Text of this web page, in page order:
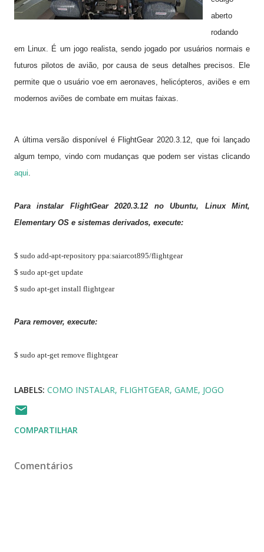
aberto
rodando
em Linux. É um jogo realista, sendo jogado por usuários normais e
futuros pilotos de avião, por causa de seus detalhes precisos. Ele
permite que o usuário voe em aeronaves, helicópteros, aviões e em
modernos aviões de combate em muitas faixas.
A última versão disponível é FlightGear 2020.3.12, que foi lançado
algum tempo, vindo com mudanças que podem ser vistas clicando
aqui.
Para instalar FlightGear 2020.3.12 no Ubuntu, Linux Mint,
Elementary OS e sistemas derivados, execute:
$ sudo add-apt-repository ppa:saiarcot895/flightgear
$ sudo apt-get update
$ sudo apt-get install flightgear
Para remover, execute:
$ sudo apt-get remove flightgear
LABELS: COMO INSTALAR FLIGHTGEAR GAME JOGO
COMPARTILHAR
Comentários